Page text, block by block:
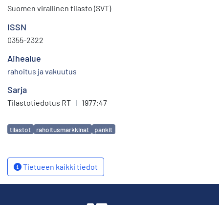
Suomen virallinen tilasto (SVT)
ISSN
0355-2322
Aihealue
rahoitus ja vakuutus
Sarja
Tilastotiedotus RT | 1977:47
Avainsanat
tilastot rahoitusmarkkinat pankit
Tietueen kaikki tiedot